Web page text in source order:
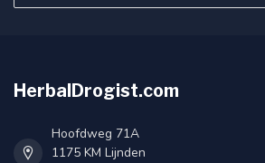
HerbalDrogist.com
Hoofdweg 71A
1175 KM Lijnden